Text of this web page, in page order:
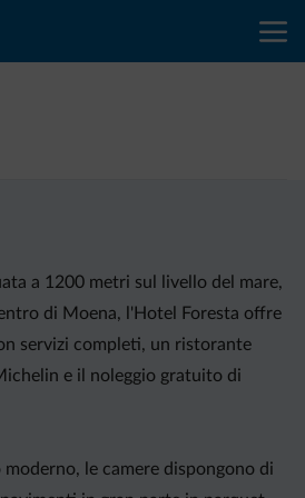
a 1200 metri sul livello del mare,
di Moena, l'Hotel Foresta offre
servizi completi, un ristorante
e il noleggio gratuito di
le camere dispongono di